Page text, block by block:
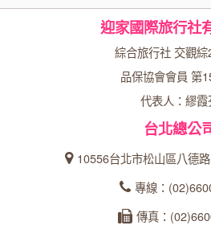
迎家國際旅行社
綜合旅行社 交觀
品保協會會員 第
代表人：繆霞
台北總公
10556台北市松山區八德
專線：
傳真：